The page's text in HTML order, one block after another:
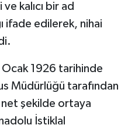
kalıcı bir ad
ifade edilerek, nihai
Ocak 1926 tarihinde
Müdürlüğü tarafından
şekilde ortaya
İstiklal